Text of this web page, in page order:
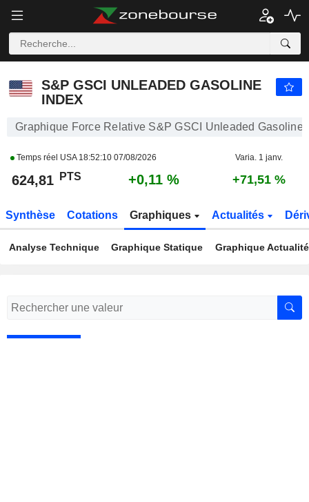
S&P GSCI UNLEADED GASOLINE
INDEX
Graphique Force Relative S&P GSCI Unleaded Gasoline
Temps réel USA 18:52:10 07/08/2026 Varia. 1 janv.
624,81 PTS +0,11 % +71,51 %
Synthèse Cotations Graphiques Actualités
Analyse Technique Graphique Statique Graphique